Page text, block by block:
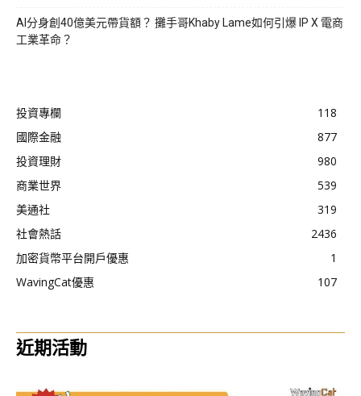
AI分身創40億美元帶貨額？ 攤手哥Khaby Lame如何引爆 IP X 電商
工業革命？
投資專欄
118
國際金融
877
投資理財
980
商業世界
539
美通社
319
社會熱話
2436
加密貨幣平台開戶優惠
1
WavingCat優惠
107
近期活動